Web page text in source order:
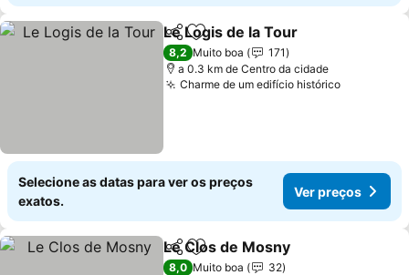
PartilharAdicionar aos favoritos
Le Logis de la Tour
8,2 Muito boa
171
a 0.3 km de Centro da cidade
Charme de um edifício históricoVer
Selecione as datas para ver os preços
exatos.
Ver preços
PartilharAdicionar aos favoritos
Le Clos de Mosny
8,0 Muito boa
32